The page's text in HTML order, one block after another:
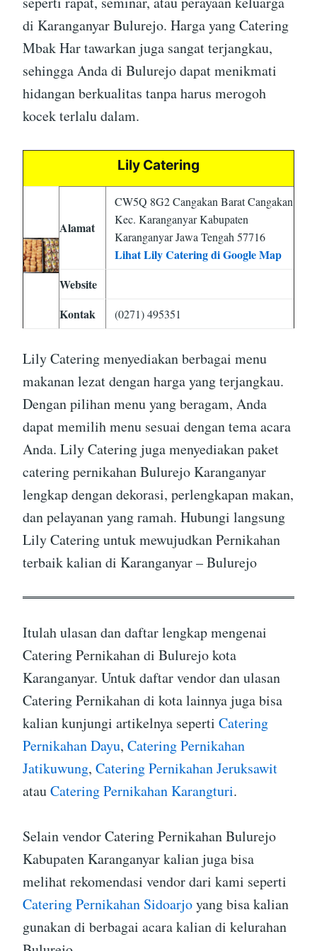
di Karanganyar Bulurejo. Harga yang Catering
Mbak Har tawarkan juga sangat terjangkau,
sehingga Anda di Bulurejo dapat menikmati
hidangan berkualitas tanpa harus merogoh
kocek terlalu dalam.
Lily Catering
Alamat
CW5Q 8G2 Cangakan Barat Cangakan
Kec. Karanganyar Kabupaten
Karanganyar Jawa Tengah 57716
Lihat Lily Catering di Google Map
Website
Kontak
(0271) 495351
Lily Catering menyediakan berbagai menu
makanan lezat dengan harga yang terjangkau.
Dengan pilihan menu yang beragam, Anda
dapat memilih menu sesuai dengan tema acara
Anda. Lily Catering juga menyediakan paket
catering pernikahan Bulurejo Karanganyar
lengkap dengan dekorasi, perlengkapan makan,
dan pelayanan yang ramah. Hubungi langsung
Lily Catering untuk mewujudkan Pernikahan
terbaik kalian di Karanganyar – Bulurejo
Itulah ulasan dan daftar lengkap mengenai
Catering Pernikahan di Bulurejo kota
Karanganyar. Untuk daftar vendor dan ulasan
Catering Pernikahan di kota lainnya juga bisa
kalian kunjungi artikelnya seperti Catering
Pernikahan Dayu, Catering Pernikahan
Jatikuwung, Catering Pernikahan Jeruksawit
atauCatering Pernikahan Karangturi.
Selain vendor Catering Pernikahan Bulurejo
Kabupaten Karanganyar kalian juga bisa
melihat rekomendasi vendor dari kami seperti
Catering Pernikahan Sidoarjoyang bisa kalian
gunakan di berbagai acara kalian di kelurahan